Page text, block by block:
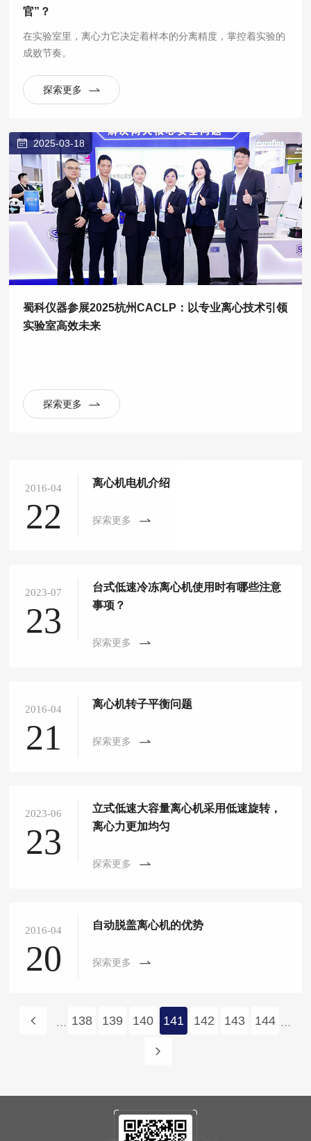
官”？
在实验室里，离心力它决定着样本的分离精度，掌控着实验的
成败节奏。
探索更多
2025-03-18
蜀科仪器参展2025杭州CACLP：以专业离心技术引领
实验室高效未来
探索更多
2016-04
22
离心机电机介绍
探索更多
2023-07
23
台式低速冷冻离心机使用时有哪些注意
事项？
探索更多
2016-04
21
离心机转子平衡问题
探索更多
2023-06
23
立式低速大容量离心机采用低速旋转，
离心力更加均匀
探索更多
2016-04
20
自动脱盖离心机的优势
探索更多
... 138 139 140 141 142 143 144 ...